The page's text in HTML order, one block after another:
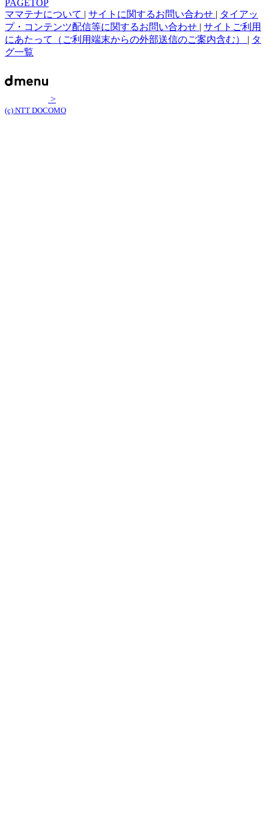
PAGETOP
ママテナについて | サイトに関するお問い合わせ | タイアッ
プ・コンテンツ配信等に関するお問い合わせ | サイトご利用
にあたって（ご利用端末からの外部送信のご案内含む） | タ
グ一覧
>
(c) NTT DOCOMO